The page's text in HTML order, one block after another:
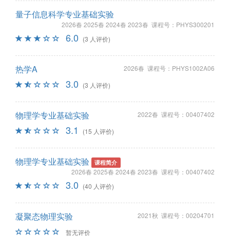
量子信息科学专业基础实验
2026春 2025春 2024春 2023春 课程号：PHYS300201
6.0 (3 人评价)
热学A 2026春 课程号：PHYS1002A06
3.0 (3 人评价)
物理学专业基础实验 2022春 课程号：00407402
3.1 (15 人评价)
物理学专业基础实验 课程简介
2026春 2025春 2024春 2023春 课程号：00407402
3.0 (40 人评价)
凝聚态物理实验
2021秋 课程号：00204701
暂无评价